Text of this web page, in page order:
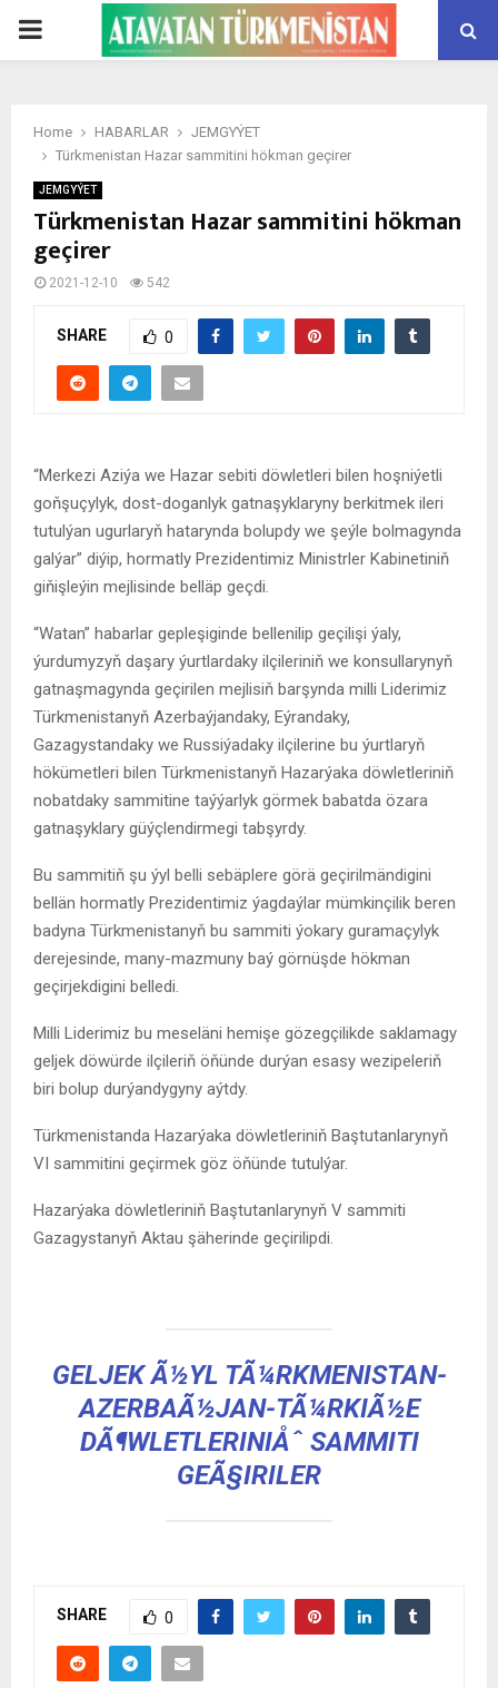
PRIMARY
Home HABARLAR
JEMGYÝET
Türkmenistan Hazar sammitini hökman geçirer
JEMGYÝET
Türkmenistan Hazar sammitini hökman
geçirer
2021-12-10 542
SHARE 0
“Merkezi Aziýa we Hazar sebiti döwletleri bilen hoşniýetli
goňşuçylyk, dost-doganlyk gatnaşyklaryny berkitmek ileri
tutulýan ugurlaryň hatarynda bolupdy we şeýle bolmagynda
galýar” diýip, hormatly Prezidentimiz Ministrler Kabinetiniň
giňişleýin mejlisinde belläp geçdi.
“Watan” habarlar gepleşiginde bellenilip geçilişi ýaly,
ýurdumyzyň daşary ýurtlardaky ilçileriniň we konsullarynyň
gatnaşmagynda geçirilen mejlisiň barşynda milli Liderimiz
Türkmenistanyň Azerbaýjandaky, Eýrandaky,
Gazagystandaky we Russiýadaky ilçilerine bu ýurtlaryň
hökümetleri bilen Türkmenistanyň Hazarýaka döwletleriniň
nobatdaky sammitine taýýarlyk görmek babatda özara
gatnaşyklary güýçlendirmegi tabşyrdy.
Bu sammitiň şu ýyl belli sebäplere görä geçirilmändigini
bellän hormatly Prezidentimiz ýagdaýlar mümkinçilik beren
badyna Türkmenistanyň bu sammiti ýokary guramaçylyk
derejesinde, many-mazmuny baý görnüşde hökman
geçirjekdigini belledi.
Milli Liderimiz bu meseläni hemişe gözegçilikde saklamagy
geljek döwürde ilçileriň öňünde durýan esasy wezipeleriň
biri bolup durýandygyny aýtdy.
Türkmenistanda Hazarýaka döwletleriniň Baştutanlarynyň
VI sammitini geçirmek göz öňünde tutulýar.
Hazarýaka döwletleriniň Baştutanlarynyň V sammiti
Gazagystanyň Aktau şäherinde geçirilipdi.
GELJEK Ã½YL TÃ¼RKMENISTAN-
AZERBAÃ½JAN-TÃ¼RKIÃ½E
DÃ¶WLETLERINIÅˆ SAMMITI
GEÃ§IRILER
SHARE 0